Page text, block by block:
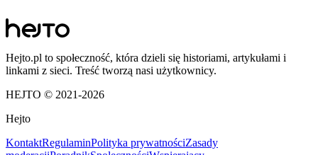
Hejto.pl to społeczność, która dzieli się historiami, artykułami i
linkami z sieci. Treść tworzą nasi użytkownicy.
HEJTO © 2021-2026
Hejto
KontaktRegulaminPolityka prywatnościZasady